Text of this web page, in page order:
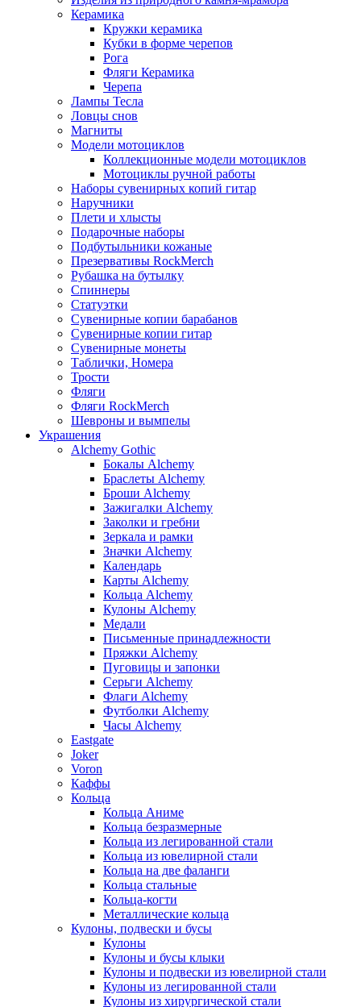
Керамика
Кружки керамика
Кубки в форме черепов
Рога
Фляги Керамика
Черепа
Лампы Тесла
Ловцы снов
Магниты
Модели мотоциклов
Коллекционные модели мотоциклов
Мотоциклы ручной работы
Наборы сувенирных копий гитар
Наручники
Плети и хлысты
Подарочные наборы
Подбутыльники кожаные
Презервативы RockMerch
Рубашка на бутылку
Спиннеры
Статуэтки
Сувенирные копии барабанов
Сувенирные копии гитар
Сувенирные монеты
Таблички, Номера
Трости
Фляги
Фляги RockMerch
Шевроны и вымпелы
Украшения
Alchemy Gothic
Бокалы Alchemy
Браслеты Alchemy
Броши Alchemy
Зажигалки Alchemy
Заколки и гребни
Зеркала и рамки
Значки Alchemy
Календарь
Карты Alchemy
Кольца Alchemy
Кулоны Alchemy
Медали
Письменные принадлежности
Пряжки Alchemy
Пуговицы и запонки
Серьги Alchemy
Флаги Alchemy
Футболки Alchemy
Часы Alchemy
Eastgate
Joker
Voron
Каффы
Кольца
Кольца Аниме
Кольца безразмерные
Кольца из легированной стали
Кольца из ювелирной стали
Кольца на две фаланги
Кольца стальные
Кольца-когти
Металлические кольца
Кулоны, подвески и бусы
Кулоны
Кулоны и бусы клыки
Кулоны и подвески из ювелирной стали
Кулоны из легированной стали
Кулоны из хирургической стали